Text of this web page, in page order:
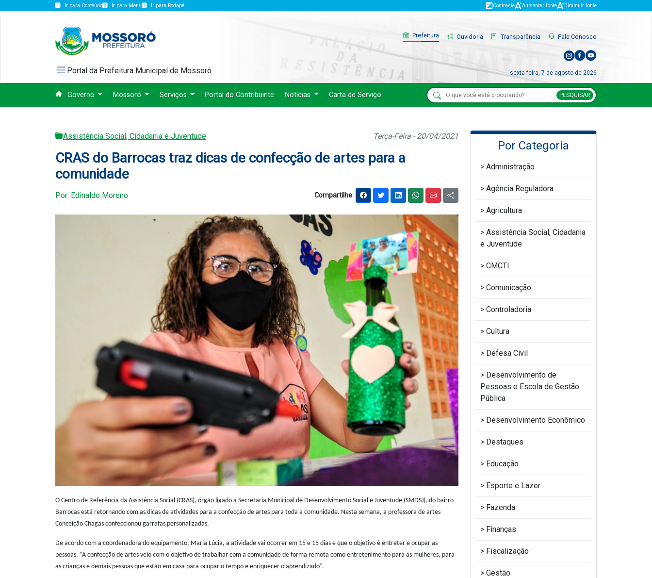
Ir para Conteúdo Ir para Menu Ir para Rodapé Contraste Aumentar fonte Diminuir fonte
Portal da Prefeitura Municipal de Mossoró
Prefeitura Ouvidoria Transparência Fale Conosco
sexta-feira, 7 de agosto de 2026
Governo Mossoró Serviços Portal do Contribuinte Notícias Carta de Serviço PESQUISAR
Assistência Social, Cidadania e Juventude Terça-Feira - 20/04/2021
CRAS do Barrocas traz dicas de confecção de artes para a
comunidade
Por: Edinaldo Moreno Compartilhe:
O Centro de Referência da Assistência Social (CRAS), órgão ligado a Secretaria Municipal de Desenvolvimento Social e Juventude (SMDSJ), do bairro
Barrocas está retornando com as dicas de atividades para a confecção de artes para toda a comunidade. Nesta semana, a professora de artes
Conceição Chagas confeccionou garrafas personalizadas.
De acordo com a coordenadora do equipamento, Maria Lúcia, a atividade vai ocorrer em 15 e 15 dias e que o objetivo é entreter e ocupar as
pessoas. “A confecção de artes veio com o objetivo de trabalhar com a comunidade de forma remota como entretenimento para as mulheres, para
as crianças e demais pessoas que estão em casa para ocupar o tempo e enriquecer o aprendizado”.
Por Categoria
Administração
Agência Reguladora
Agricultura
Assistência Social, Cidadania
e Juventude
CMCTI
Comunicação
Controladoria
Cultura
Defesa Civil
Desenvolvimento de
Pessoas e Escola de Gestão
Pública
Desenvolvimento Econômico
Destaques
Educação
Esporte e Lazer
Fazenda
Finanças
Fiscalização
Gestão